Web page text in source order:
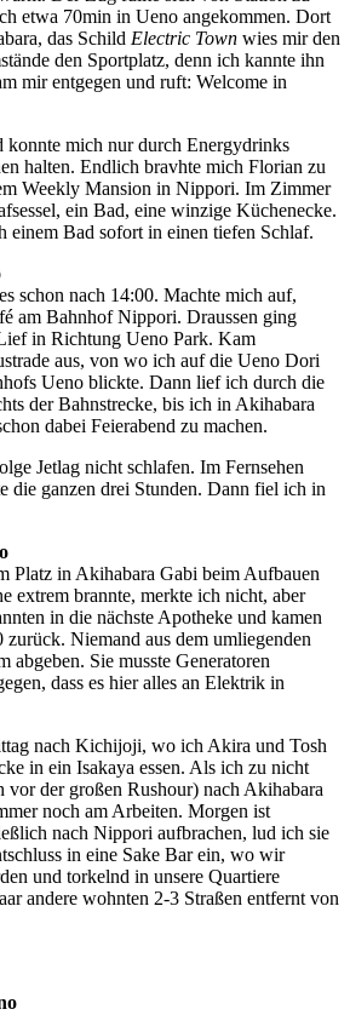
etwa 70min in Ueno angekommen. Dort
das Schild Electric Town wies mir den
den Sportplatz, denn ich kannte ihn
mir entgegen und ruft: Welcome in
konnte mich nur durch Energydrinks
halten. Endlich bravhte mich Florian zu
Weekly Mansion in Nippori. Im Zimmer
ein Bad, eine winzige Küchenecke.
einem Bad sofort in einen tiefen Schlaf.
schon nach 14:00. Machte mich auf,
am Bahnhof Nippori. Draussen ging
in Richtung Ueno Park. Kam
aus, von wo ich auf die Ueno Dori
Ueno blickte. Dann lief ich durch die
der Bahnstrecke, bis ich in Akihabara
dabei Feierabend zu machen.
Jetlag nicht schlafen. Im Fernsehen
die ganzen drei Stunden. Dann fiel ich in
Platz in Akihabara Gabi beim Aufbauen
extrem brannte, merkte ich nicht, aber
in die nächste Apotheke und kamen
Niemand aus dem umliegenden
abgeben. Sie musste Generatoren
dass es hier alles an Elektrik in
nach Kichijoji, wo ich Akira und Tosh
in ein Isakaya essen. Als ich zu nicht
vor der großen Rushour) nach Akihabara
noch am Arbeiten. Morgen ist
nach Nippori aufbrachen, lud ich sie
in eine Sake Bar ein, wo wir
und torkelnd in unsere Quartiere
andere wohnten 2-3 Straßen entfernt von